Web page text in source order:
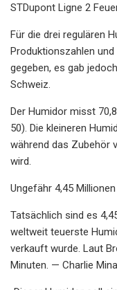
STDupont Ligne 2
Für die drei regulären
Produktionszahlen
gegeben, es gab
Schweiz.
Der Humidor misst
50). Die kleineren
während das Zubehör
wird.
Ungefähr 4,45 Millionen
Tatsächlich sind es
weltweit teuerste
verkauft wurde. Laut
Minuten. — Charlie